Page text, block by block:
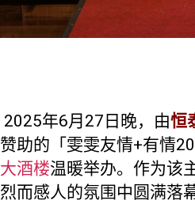
2025年6月27日晚，由恒
赞助的「雯雯友情+有情
大酒楼温暖举办。作为该
烈而感人的氛围中圆满落